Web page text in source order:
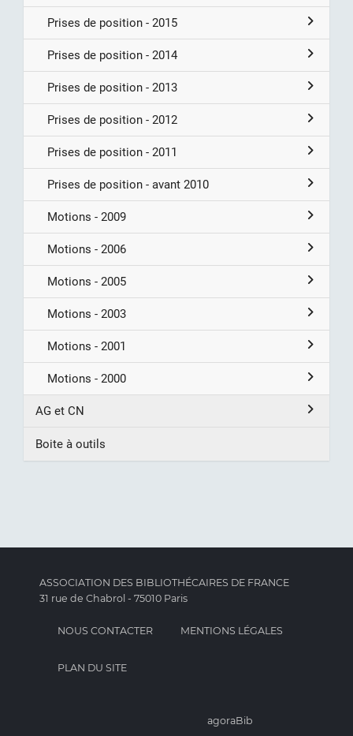
Prises de position - 2015
Prises de position - 2014
Prises de position - 2013
Prises de position - 2012
Prises de position - 2011
Prises de position - avant 2010
Motions - 2009
Motions - 2006
Motions - 2005
Motions - 2003
Motions - 2001
Motions - 2000
AG et CN
Boite à outils
ASSOCIATION DES BIBLIOTHÉCAIRES DE FRANCE
31 rue de Chabrol - 75010 Paris
NOUS CONTACTER MENTIONS LÉGALES
PLAN DU SITE
agoraBib